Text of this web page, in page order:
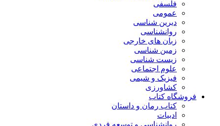
فلسفی
عمومی
دیرین شناسی
روانشناسی
زبان های خارجی
زمین شناسی
زیست شناسی
علوم اجتماعی
فیزیک و شیمی
کشاورزی
فروشگاه کتاب
کتاب رمان و داستان
ادبیات
روانشناسی و توسعه فردی